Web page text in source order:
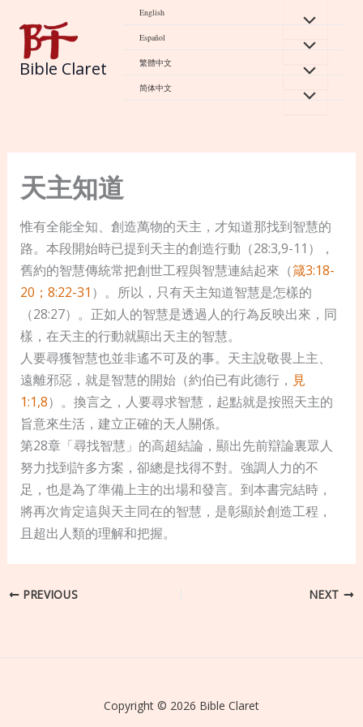
content
Bible Claret
English
Español
繁體中文
简体中文
天主知道
惟有全能全知、創造萬物的天主，才知道那找到智慧的
路。本段開始時已提到天主的創造行動（28:3,9-11），
舊約的智慧傳統常把創世工程與智慧連結起來（箴3:18-
20；8:22-31 ）。所以，只有天主知道智慧是怎樣的
（28:27）。正如人的智慧是透過人的行為反映出來，同
樣，在天主的行動就顯出天主的智慧。
人要尋獲智慧也並非遙不可及的事。天主說敬畏上主、
遠離邪惡，就是智慧的開始（約伯已有此德行， 見
1:1,8）。換言之，人要尋求智慧，起點就是按照天主的
旨意來生活，建立正確的天人關係。
第28章「尋找智慧」的高超結論，顯出先前辯論裏眾人
努力找到許多方案，卻總是找得不對。強調人力的不
足，也是為了準備上主的出場和發言。到本書完結時，
將再次肯定這與天主同在的智慧，是彰顯於創造工程，
且超出人類的理解和把握。
PREVIOUS NEXT
Copyright © 2026 Bible Claret